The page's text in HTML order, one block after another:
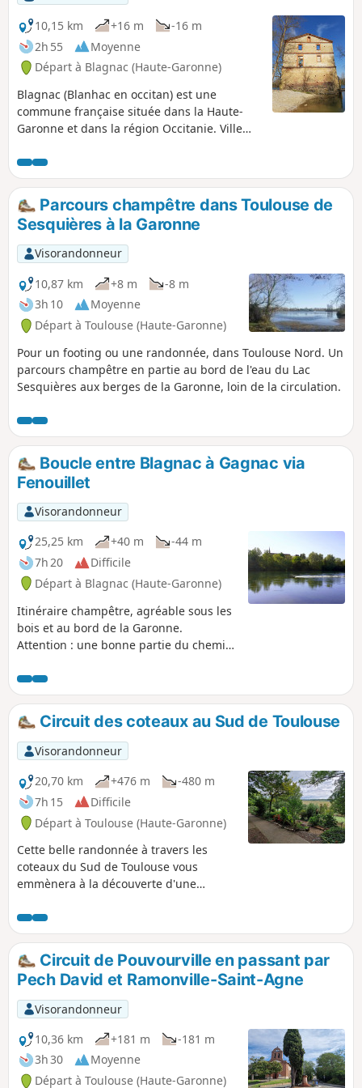
10,15 km
+16 m
-16 m
2h 55
Moyenne
Départ à Blagnac (Haute-Garonne)
Blagnac (Blanhac en occitan) est une
commune française située dans la Haute-
Garonne et dans la région Occitanie. Ville
tournés vers l’aéronautique, sa salle
spectacle Odyssud mais aussi pour les
Blagnacais, son grand parc du Ramiervc v
en bord de Garonne où il est bon de s'y
retrouver entre amis, en famille pour un
pique-nique.
Parcours champêtre dans Toulouse de
Sesquières à la Garonne
Visorandonneur
10,87 km
+8 m
-8 m
3h 10
Moyenne
Départ à Toulouse (Haute-Garonne)
Pour un footing ou une randonnée, dans Toulouse Nord. Un
parcours champêtre en partie au bord de l'eau du Lac
Sesquières aux berges de la Garonne, loin de la circulation.
Boucle entre Blagnac à Gagnac via
Fenouillet
Visorandonneur
25,25 km
+40 m
-44 m
7h 20
Difficile
Départ à Blagnac (Haute-Garonne)
Itinéraire champêtre, agréable sous les
bois et au bord de la Garonne.
Attention : une bonne partie du chemin
coureurs, VTT, etc !
Circuit des coteaux au Sud de Toulouse
Visorandonneur
20,70 km
+476 m
-480 m
7h 15
Difficile
Départ à Toulouse (Haute-Garonne)
Cette belle randonnée à travers les
coteaux du Sud de Toulouse vous
emmènera à la découverte d'une
cheminerez tour à tour à travers des
plaines verdoyantes, des sous-bois
paisibles et de charmantes collines qui
offrent, par moments, de magnifiques
panoramas sur les majestueuses
Pyrénées. Une partie de l'itinéraire
emprunte également le célèbre
GR®653, Chemin de Saint-Jacques-de-
Compostelle, ajoutant une dimension
historique et spirituelle à cette
Circuit de Pouvourville en passant par
Pech David et Ramonville-Saint-Agne
Visorandonneur
10,36 km
+181 m
-181 m
3h 30
Moyenne
Départ à Toulouse (Haute-Garonne)